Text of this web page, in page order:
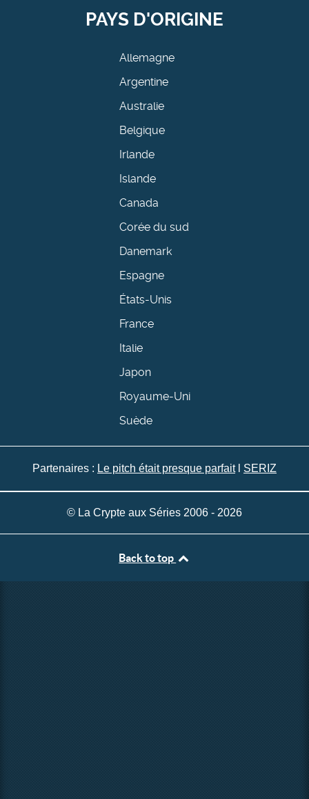
PAYS D'ORIGINE
Allemagne
Argentine
Australie
Belgique
Irlande
Islande
Canada
Corée du sud
Danemark
Espagne
États-Unis
France
Italie
Japon
Royaume-Uni
Suède
Partenaires : Le pitch était presque parfaitl SERIZ
© La Crypte aux Séries 2006 - 2026
Back to top